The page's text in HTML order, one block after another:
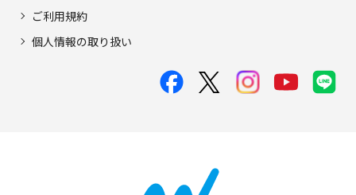
ご利用規約
個人情報の取り扱い